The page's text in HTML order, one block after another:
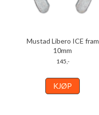
Mustad Libero ICE fram
10mm
145,-
KJØP